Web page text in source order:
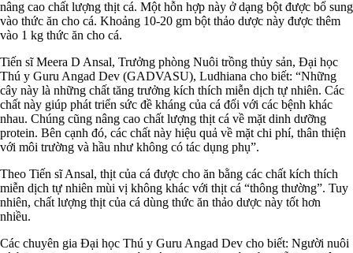
nâng cao chất lượng thịt cá. Một hỗn hợp này ở dạng bột được bổ sung
vào thức ăn cho cá. Khoảng 10-20 gm bột thảo dược này được thêm
vào 1 kg thức ăn cho cá.
Tiến sĩ Meera D Ansal, Trưởng phòng Nuôi trồng thủy sản, Đại học
Thú y Guru Angad Dev (GADVASU), Ludhiana cho biết: “Những
cây này là những chất tăng trưởng kích thích miễn dịch tự nhiên. Các
chất này giúp phát triển sức đề kháng của cá đối với các bệnh khác
nhau. Chúng cũng nâng cao chất lượng thịt cá về mặt dinh dưỡng
protein. Bên cạnh đó, các chất này hiệu quả về mặt chi phí, thân thiện
với môi trường và hầu như không có tác dụng phụ”.
Theo Tiến sĩ Ansal, thịt của cá được cho ăn bằng các chất kích thích
miễn dịch tự nhiên mùi vị không khác với thịt cá “thông thường”. Tuy
nhiên, chất lượng thịt của cá dùng thức ăn thảo dược này tốt hơn
nhiều.
Các chuyên gia Đại học Thú y Guru Angad Dev cho biết: Người nuôi